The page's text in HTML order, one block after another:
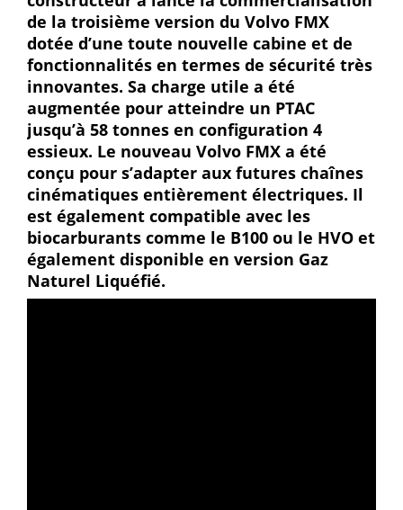
de la troisième version du Volvo FMX
dotée d’une toute nouvelle cabine et de
fonctionnalités en termes de sécurité très
innovantes. Sa charge utile a été
augmentée pour atteindre un PTAC
jusqu’à 58 tonnes en configuration 4
essieux. Le nouveau Volvo FMX a été
conçu pour s’adapter aux futures chaînes
cinématiques entièrement électriques. Il
est également compatible avec les
biocarburants comme le B100 ou le HVO et
également disponible en version Gaz
Naturel Liquéfié.